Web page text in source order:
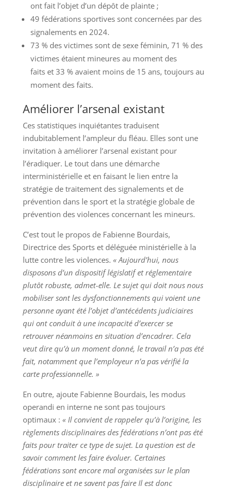
ont fait l’objet d’un dépôt de plainte ;
49 fédérations sportives sont concernées par des
signalements en 2024.
73 % des victimes sont de sexe féminin, 71 % des
victimes étaient mineures au moment des
faits et 33 % avaient moins de 15 ans, toujours au
moment des faits.
Améliorer l’arsenal existant
Ces statistiques inquiétantes traduisent
indubitablement l’ampleur du fléau. Elles sont une
invitation à améliorer l’arsenal existant pour
l’éradiquer. Le tout dans une démarche
interministérielle et en faisant le lien entre la
stratégie de traitement des signalements et de
prévention dans le sport et la stratégie globale de
prévention des violences concernant les mineurs.
C’est tout le propos de Fabienne Bourdais,
Directrice des Sports et déléguée ministérielle à la
lutte contre les violences. « Aujourd’hui, nous
disposons d’un dispositif législatif et réglementaire
plutôt robuste, admet-elle. Le sujet qui doit nous nous
mobiliser sont les dysfonctionnements qui voient une
personne ayant été l’objet d’antécédents judiciaires
qui ont conduit à une incapacité d’exercer se
retrouver néanmoins en situation d’encadrer. Cela
veut dire qu’à un moment donné, le travail n’a pas été
fait, notamment que l’employeur n’a pas vérifié la
carte professionnelle. »
En outre, ajoute Fabienne Bourdais, les modus
operandi en interne ne sont pas toujours
optimaux : « Il convient de rappeler qu’à l’origine, les
règlements disciplinaires des fédérations n’ont pas été
faits pour traiter ce type de sujet. La question est de
savoir comment les faire évoluer. Certaines
fédérations sont encore mal organisées sur le plan
disciplinaire et ne savent pas faire Il est donc